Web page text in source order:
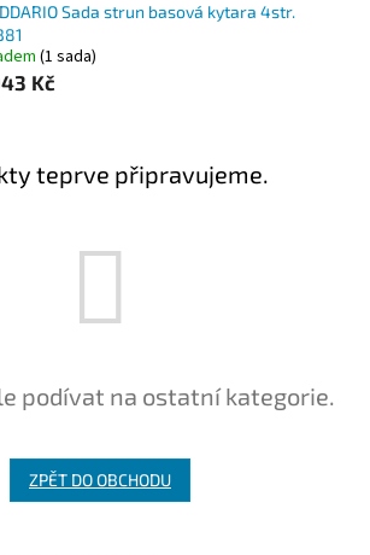
Sada strun basová kytara 4str.
(1 sada)
Kč
teprve připravujeme.
podívat na ostatní kategorie.
ZPĚT DO OBCHODU